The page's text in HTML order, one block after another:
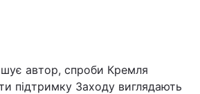
автор, спроби Кремля
підтримку Заходу виглядають